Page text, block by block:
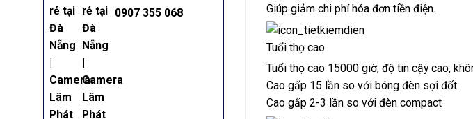
0907 355 068
Giúp giảm chi phí hóa đơn tiền điện.
Tuổi thọ cao
Tuổi thọ cao 15000 giờ, độ tin cậy cao,
Cao gấp 15 lần so với bóng đèn sợi đốt
Cao gấp 2-3 lần so với đèn compact